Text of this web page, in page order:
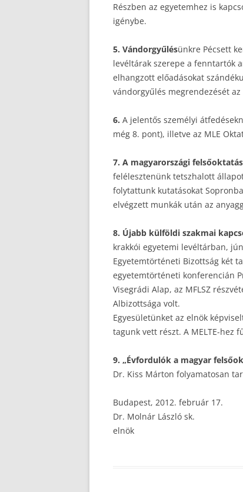
Részben az egyetemhez is
igénybe.
5. Vándorgyűlésünkre Pécsett
levéltárak szerepe a fenntartók
elhangzott előadásokat
vándorgyűlés megrendezését
6. A jelentős személyi
még 8. pont), illetve az MLE
7. A magyarországi
felélesztenünk tetszhalott
folytattunk kutatásokat
elvégzett munkák után az
8. Újabb külföldi szakmai
krakkói egyetemi levéltárban,
Egyetemtörténeti Bizottság két
egyetemtörténeti konferencián
Visegrádi Alap, az MFLSZ
Albizottsága volt.
Egyesületünket az elnök
tagunk vett részt. A MELTE-hez
9. „Évfordulók a magyar
Dr. Kiss Márton folyamatosan
Budapest, 2012. február 17.
Dr. Molnár László sk.
elnök